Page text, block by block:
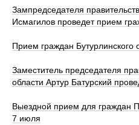
Зампредседателя
Исмагилов проведет прием
Прием граждан Бутурлинского
Заместитель председателя
области Артур Батурский
Выездной прием для граждан
7 июля